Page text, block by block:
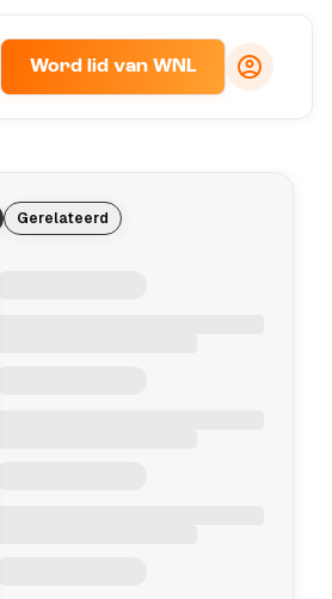
Word lid van WNL
Gerelateerd